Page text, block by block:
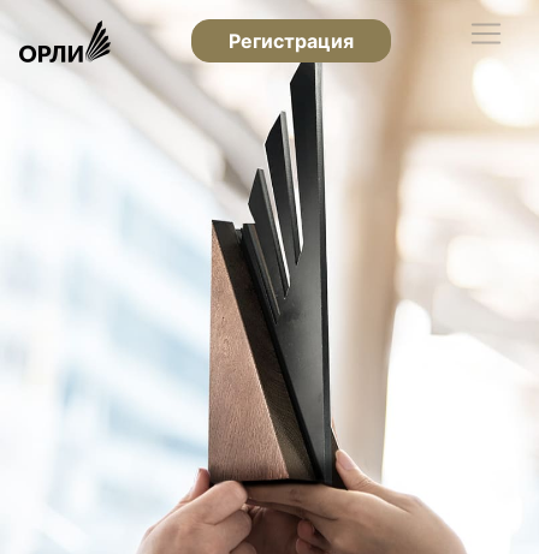
Регистрация